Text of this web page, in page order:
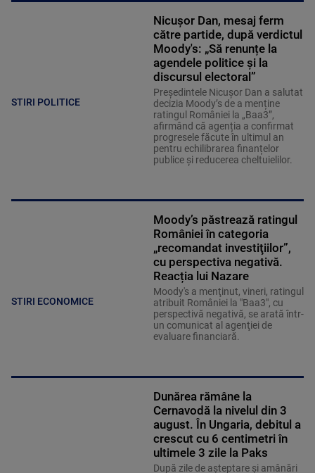
STIRI POLITICE
Nicușor Dan, mesaj ferm
către partide, după verdictul
Moody's: „Să renunțe la
agendele politice şi la
discursul electoral”
Președintele Nicușor Dan a salutat
decizia Moody’s de a menține
ratingul României la „Baa3”,
afirmând că agenția a confirmat
progresele făcute în ultimul an
pentru echilibrarea finanțelor
publice și reducerea cheltuielilor.
STIRI ECONOMICE
Moody’s păstrează ratingul
României în categoria
„recomandat investiţiilor”,
cu perspectiva negativă.
Reacția lui Nazare
Moody's a menţinut, vineri, ratingul
atribuit României la "Baa3", cu
perspectivă negativă, se arată într-
un comunicat al agenţiei de
evaluare financiară.
Dunărea rămâne la
Cernavodă la nivelul din 3
august. În Ungaria, debitul a
crescut cu 6 centimetri în
ultimele 3 zile la Paks
După zile de așteptare și amânări